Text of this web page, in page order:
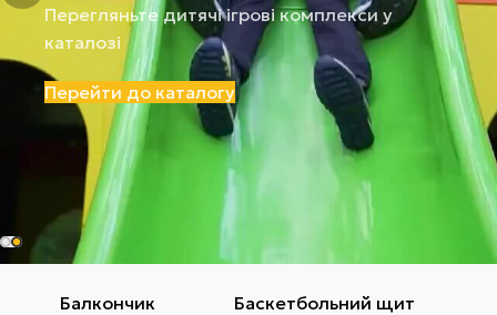
Перегляньте дитячі ігрові комплекси у
проєктах наших клієнтів
Перейти до готових рішень
Балкончик Баскетбольний щит